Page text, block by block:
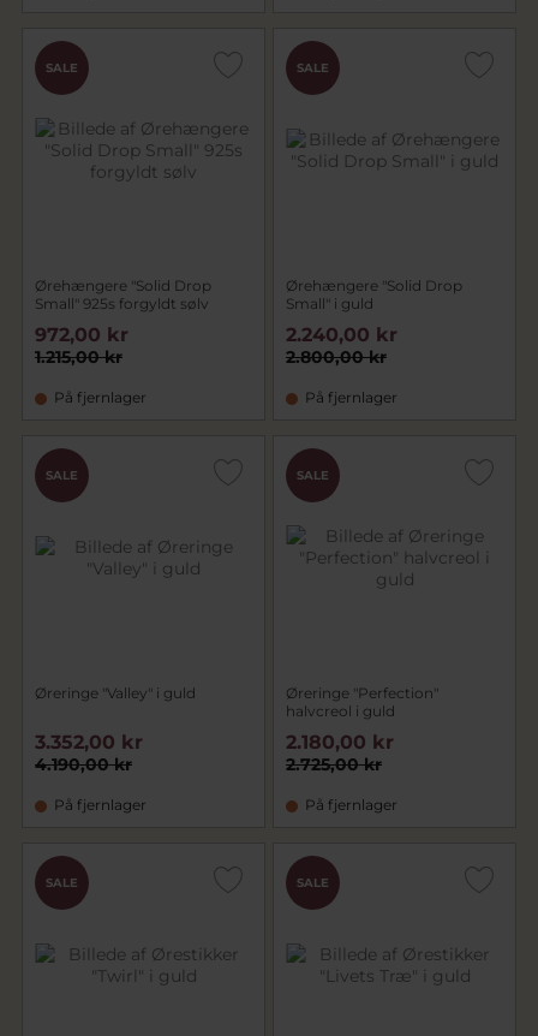
SALE
Ørehængere "Solid Drop
Small" 925s forgyldt sølv
1.215,00 kr
972,00 kr
På fjernlager
SALE
Ørehængere "Solid Drop
Small" i guld
2.800,00 kr
2.240,00 kr
På fjernlager
SALE
Øreringe "Valley" i guld
4.190,00 kr
3.352,00 kr
På fjernlager
SALE
Øreringe "Perfection"
halvcreol i guld
2.725,00 kr
2.180,00 kr
På fjernlager
SALE SALE